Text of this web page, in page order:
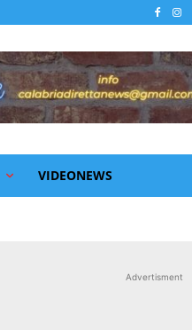
VIDEONEWS
Advertisment